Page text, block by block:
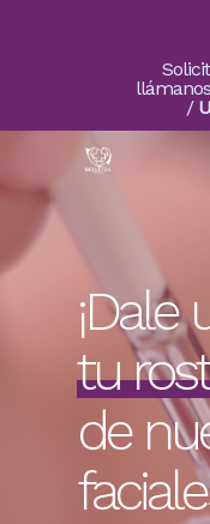
llámanos
/
¡Dale
tu
de